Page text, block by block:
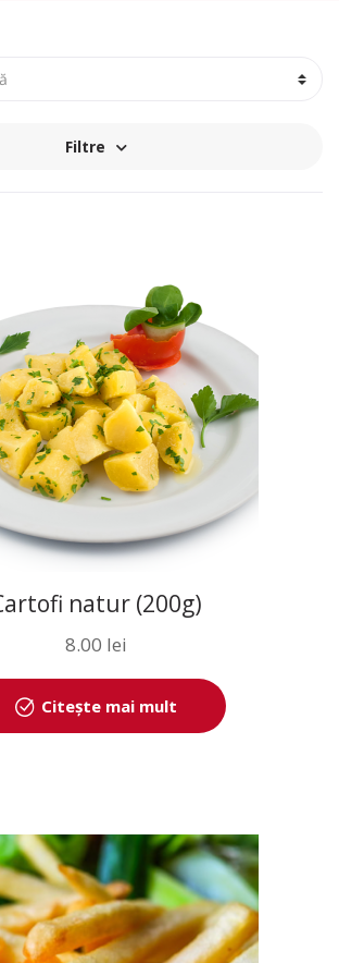
Filtre
natur (200g)
8.00 lei
Citește mai mult